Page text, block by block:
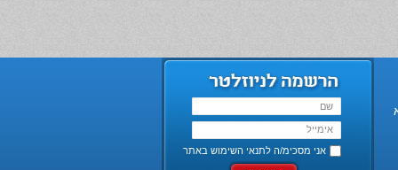
אני מסכימ/ה לתנאי השימוש באתר